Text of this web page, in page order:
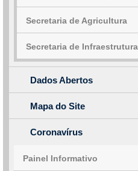
Secretaria de Agricultura
Secretaria de
Dados Abertos
Mapa do Site
Coronavírus
Painel Informativo